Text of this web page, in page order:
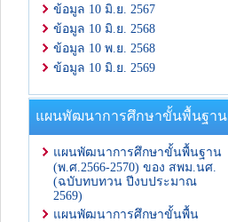
ข้อมูล 10 มิ.ย. 2567
ข้อมูล 10 มิ.ย. 2568
ข้อมูล 10 พ.ย. 2568
ข้อมูล 10 มิ.ย. 2569
แผนพัฒนาการศึกษาขั้นพื้นฐาน
แผนพัฒนาการศึกษาขั้นพื้นฐาน
(พ.ศ.2566-2570) ของ สพม.นศ.
(ฉบับทบทวน ปีงบประมาณ
2569)
แผนพัฒนาการศึกษาขั้นพื้น